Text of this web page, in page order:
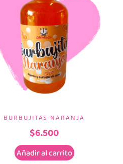
BURBUJITAS NARANJA
$6.500
Añadir al carrito